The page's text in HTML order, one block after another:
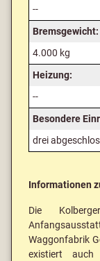
--
Bremsgewicht:
4.000 kg
Heizung:
--
Besondere
drei
Informationen
Die
Waggonfabrik
existiert